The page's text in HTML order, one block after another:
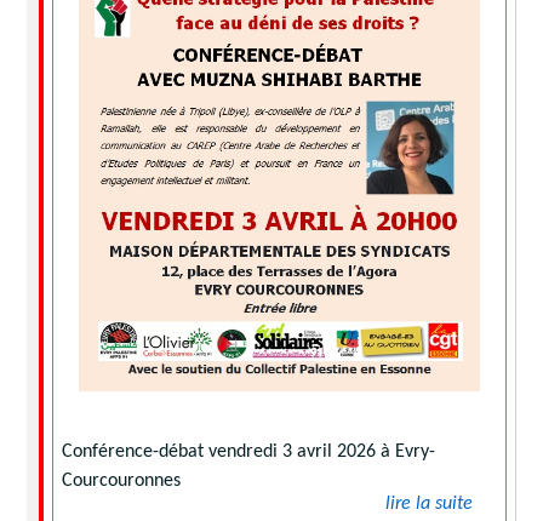
Conférence-débat vendredi 3 avril 2026 à Evry-
Courcouronnes
lire la suite